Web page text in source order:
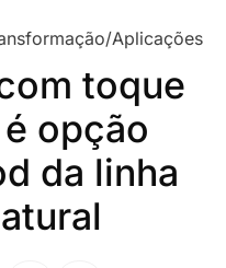
Aplicações
toque
opção
da linha